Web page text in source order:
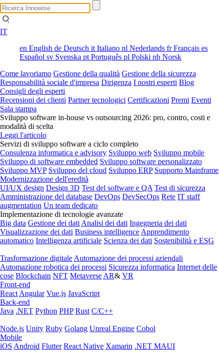
IT
en English de Deutsch it Italiano nl Nederlands frFrançais es
Español sv Svenska pt Português pl Polski nb Norsk
Come lavoriamo Gestione della qualità Gestione della sicurezza
Responsabilità sociale d'impresa Dirigenza I nostri esperti Blog
Consigli degli esperti
Recensioni dei clienti Partner tecnologici Certificazioni Premi Eventi
Sala stampa
Sviluppo software in-house vs outsourcing 2026: pro, contro, costi e
modalità di scelta
Leggi l'articolo
Servizi di sviluppo software a ciclo completo
Consulenza informatica e advisory Sviluppo web Sviluppo mobile
Sviluppo di software embedded Sviluppo software personalizzato
Sviluppo MVP Sviluppo del cloud Sviluppo ERP Supporto Mainframe
Modernizzazione dell'eredità
UI/UX design Design 3D Test del software e QA Test di sicurezza
Amministrazione del database DevOps DevSecOps Rete IT staff
augmentation Un team dedicato
Implementazione di tecnologie avanzate
Big data Gestione dei dati Analisi dei dati Ingegneria dei dati
Visualizzazione dei dati Business intelligence Apprendimento
automatico Intelligenza artificiale Scienza dei dati Sostenibilità e ESG
Trasformazione digitale Automazione dei processi aziendali
Automazione robotica dei processi Sicurezza informatica Internet delle
cose Blockchain NFT Metaverse AR& VR
Front-end
React Angular Vue.js JavaScript
Back-end
Java .NET Python PHP Rust C/C++
Node.js Unity Ruby Golang Unreal Engine Cobol
Mobile
iOS Android Flutter React Native Xamarin .NET MAUI